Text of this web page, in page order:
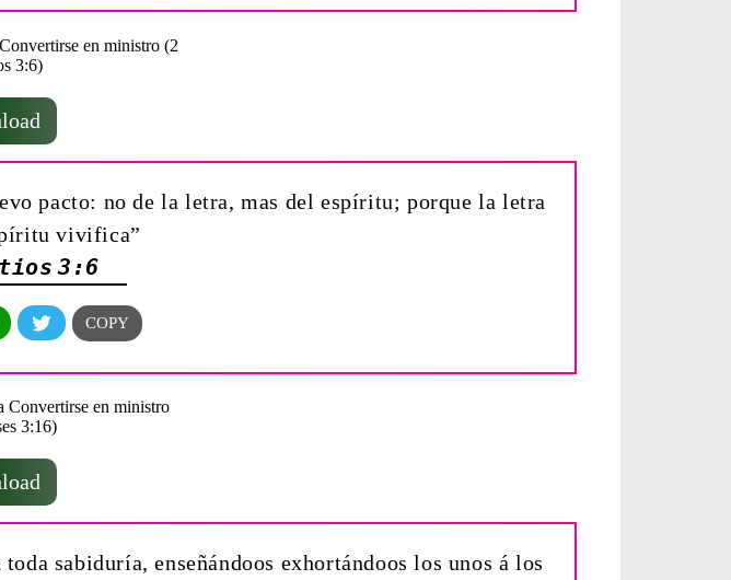
pacto: no de la letra, mas del espíritu; porque la letra
vivifica”
3:6
sabiduría, enseñándoos exhortándoos los unos á los